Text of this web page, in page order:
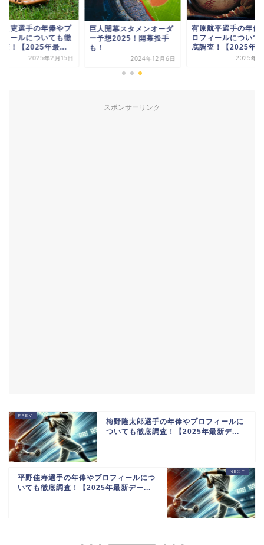
良吏選手の年俸やプ
ィールについても徹
査！【2025年最...
2025年2月15日
巨人開幕スタメンオーダ
ー予想2025！開幕投手
も！
2024年12月6日
有原航平選手の年俸
ロフィールについて
底調査！【2025年
2025年2
スポンサーリンク
梅野隆太郎選手の年俸やプロフィールに
ついても徹底調査！【2025年最新デ...
平野佳寿選手の年俸やプロフィールにつ
いても徹底調査！【2025年最新デー...